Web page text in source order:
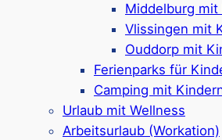
Middelburg mit
Vlissingen mit
Ouddorp mit
Ferienparks für
Camping mit
Urlaub mit Wellness
Arbeitsurlaub (Workation)
Kann man in Scharendijke mit
Ja, in der Umgebung gibt es
Campingplätze wie den
Kust. Hier sind sowohl
Mietunterkünfte für